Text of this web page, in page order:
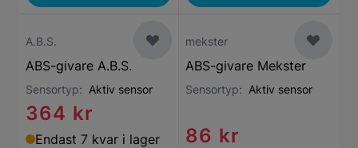
A.B.S.
ABS-givare A.B.S.
Sensortyp: Aktiv sensor
364 kr
Endast 7 kvar i lager
mekster
ABS-givare Mekster
Sensortyp: Aktiv sensor
86 kr